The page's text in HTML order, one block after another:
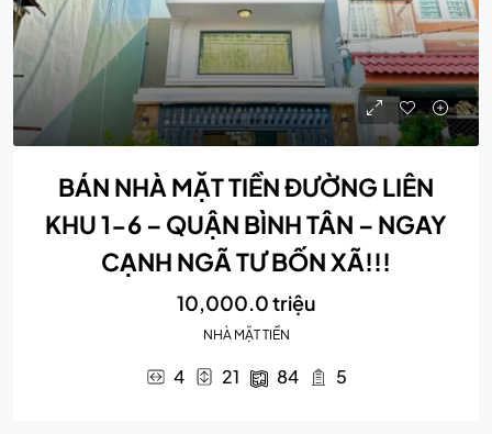
BÁN NHÀ MẶT TIỀN ĐƯỜNG LIÊN
KHU 1-6 – QUẬN BÌNH TÂN – NGAY
CẠNH NGÃ TƯ BỐN XÃ!!!
10,000.0 triệu
NHÀ MẶT TIỀN
4 21 84 5